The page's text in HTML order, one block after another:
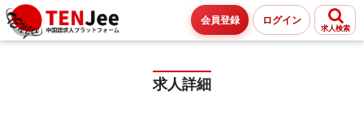
会員登録 ログイン
求人検索
求人詳細